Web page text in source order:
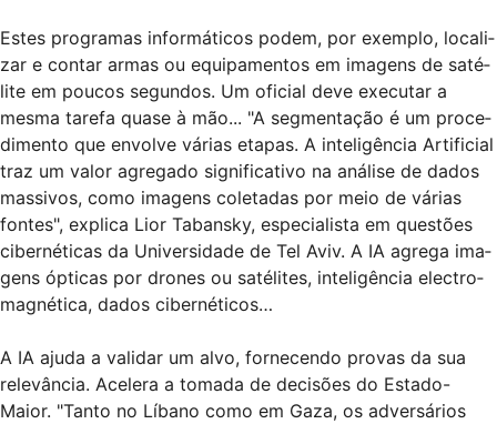
Estes pro­gra­mas infor­má­ti­cos podem, por exem­plo, loca­li­
zar e con­tar armas ou equi­pa­men­tos em ima­gens de saté­
lite em pou­cos segun­dos. Um ofi­cial deve exe­cu­tar a
mesma tarefa quase à mão... "A seg­men­ta­ção é um pro­ce­
di­mento que envolve várias eta­pas. A inte­li­gên­cia Arti­fi­cial
traz um valor agre­gado sig­ni­fi­ca­tivo na aná­lise de dados
mas­si­vos, como ima­gens cole­ta­das por meio de várias
fon­tes", explica Lior Tabansky, espe­ci­a­lista em ques­tões
ciber­né­ti­cas da Uni­ver­si­dade de Tel Aviv. A IA agrega ima­
gens ópti­cas por dro­nes ou saté­li­tes, inte­li­gên­cia elec­tro­
mag­né­tica, dados ciber­né­ti­cos…
A IA ajuda a vali­dar um alvo, for­ne­cendo pro­vas da sua
rele­vân­cia. Ace­lera a tomada de deci­sões do Estado-
Maior. "Tanto no Líbano como em Gaza, os adver­sá­rios